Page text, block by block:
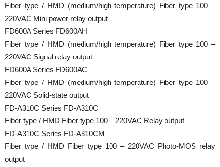
Fiber type / HMD (medium/high temperature) Fiber type 100 –
220VAC Mini power relay output
FD600A Series FD600AH
Fiber type / HMD (medium/high temperature) Fiber type 100 –
220VAC Signal relay output
FD600A Series FD600AC
Fiber type / HMD (medium/high temperature) Fiber type 100 –
220VAC Solid-state output
FD-A310C Series FD-A310C
Fiber type / HMD Fiber type 100 – 220VAC Relay output
FD-A310C Series FD-A310CM
Fiber type / HMD Fiber type 100 – 220VAC Photo-MOS relay
output